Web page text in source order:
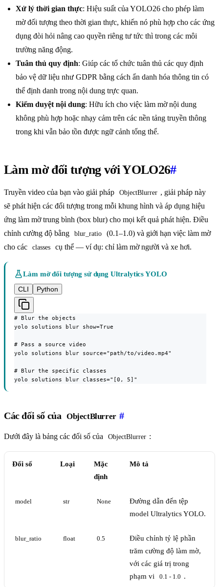
Xử lý thời gian thực: Hiệu suất của YOLO26 cho phép làm
mờ đối tượng theo thời gian thực, khiến nó phù hợp cho các ứng
dụng đòi hỏi nâng cao quyền riêng tư tức thì trong các môi
trường năng động.
Tuân thủ quy định: Giúp các tổ chức tuân thủ các quy định
bảo vệ dữ liệu như GDPR bằng cách ẩn danh hóa thông tin có
thể định danh trong nội dung trực quan.
Kiểm duyệt nội dung: Hữu ích cho việc làm mờ nội dung
không phù hợp hoặc nhạy cảm trên các nền tảng truyền thông
trong khi vẫn bảo tồn được ngữ cảnh tổng thể.
Làm mờ đối tượng với YOLO26#
Truyền video của bạn vào giải pháp ObjectBlurrer , giải pháp này
sẽ phát hiện các đối tượng trong mỗi khung hình và áp dụng hiệu
ứng làm mờ trung bình (box blur) cho mọi kết quả phát hiện. Điều
chỉnh cường độ bằng
blur_ratio
(0.1–1.0) và giới hạn việc làm mờ
cho các
classes cụ thể — ví dụ: chỉ làm mờ người và xe hơi.
Làm mờ đối tượng sử dụng Ultralytics YOLO
CLI
Python
# Blur the objects
yolo solutions blur show=True
# Pass a source video
yolo solutions blur source="path/to/video.mp4"
# Blur the specific classes
yolo solutions blur classes="[0, 5]"
Các đối số của ObjectBlurrer #
Dưới đây là bảng các đối số của ObjectBlurrer :
Đối số Loại
Mặc
định
Mô tả
model str None
Đường dẫn đến tệp
model Ultralytics YOLO.
blur_ratio float 0.5
Điều chỉnh tỷ lệ phần
trăm cường độ làm mờ,
với các giá trị trong
phạm vi
0.1 - 1.0 .